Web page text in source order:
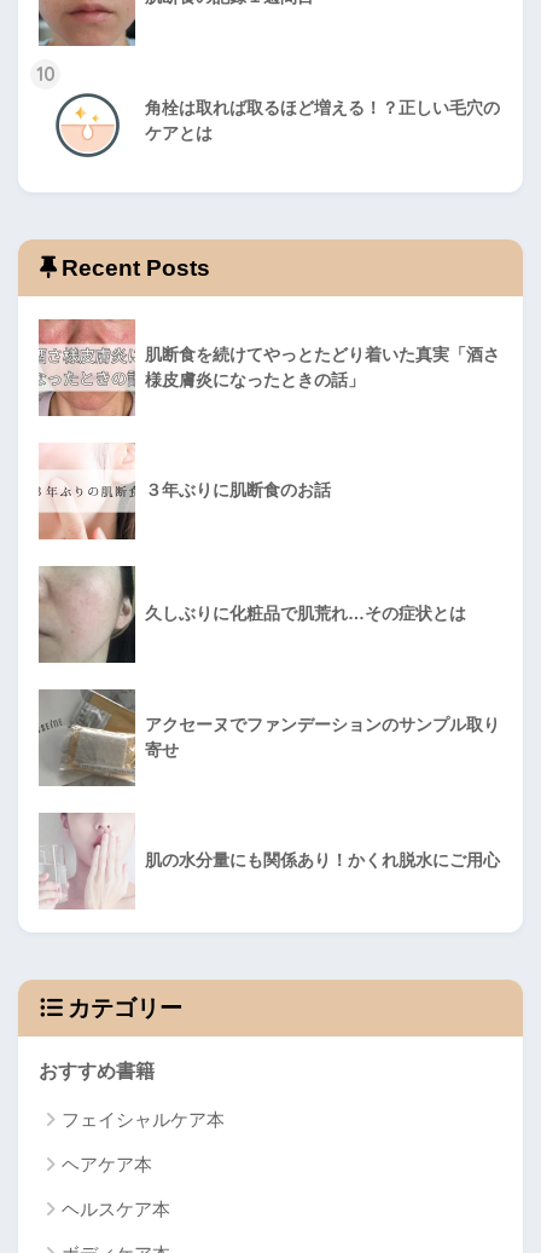
10
角栓は取れば取るほど増える！？正しい毛穴の
ケアとは
Recent Posts
肌断食を続けてやっとたどり着いた真実「酒さ
様皮膚炎になったときの話」
３年ぶりに肌断食のお話
久しぶりに化粧品で肌荒れ…その症状とは
アクセーヌでファンデーションのサンプル取り
寄せ
肌の水分量にも関係あり！かくれ脱水にご用心
カテゴリー
おすすめ書籍
フェイシャルケア本
ヘアケア本
ヘルスケア本